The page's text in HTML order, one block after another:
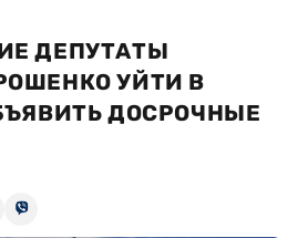
ДЕПУТАТЫ
УЙТИ В
ДОСРОЧНЫЕ